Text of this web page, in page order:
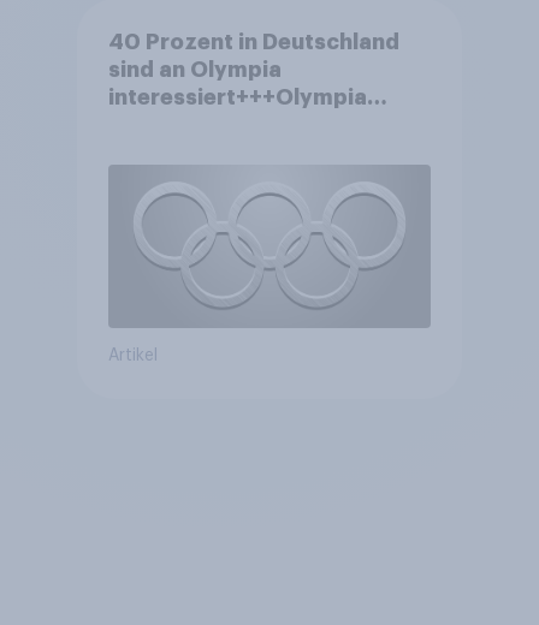
40 Prozent in Deutschland
sind an Olympia
interessiert+++Olympia
Ausrüstung+++Umsatz
rückläufig
Artikel